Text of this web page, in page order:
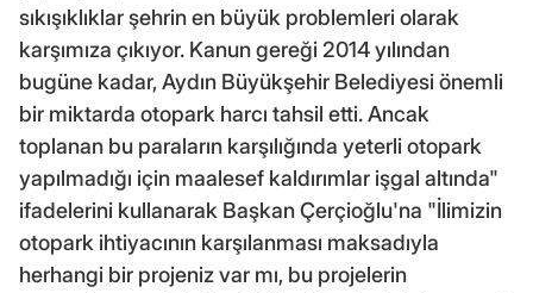
sıkışıklıklar şehrin en büyük problemleri olarak
karşımıza çıkıyor. Kanun gereği 2014 yılından
bugüne kadar, Aydın Büyükşehir Belediyesi önemli
bir miktarda otopark harcı tahsil etti. Ancak
toplanan bu paraların karşılığında yeterli otopark
yapılmadığı için maalesef kaldırımlar işgal altında"
ifadelerini kullanarak Başkan Çerçioğlu'na "İlimizin
otopark ihtiyacının karşılanması maksadıyla
herhangi bir projeniz var mı, bu projelerin